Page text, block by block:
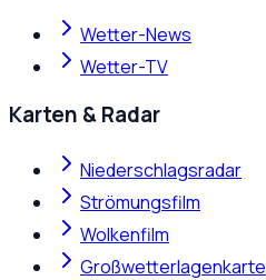
Wetter-News
Wetter-TV
Karten & Radar
Niederschlagsradar
Strömungsfilm
Wolkenfilm
Großwetterlagenkarte